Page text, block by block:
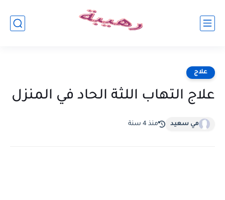
علاج
علاج التهاب اللثة الحاد في المنزل
مي سعيد منذ 4 سنة